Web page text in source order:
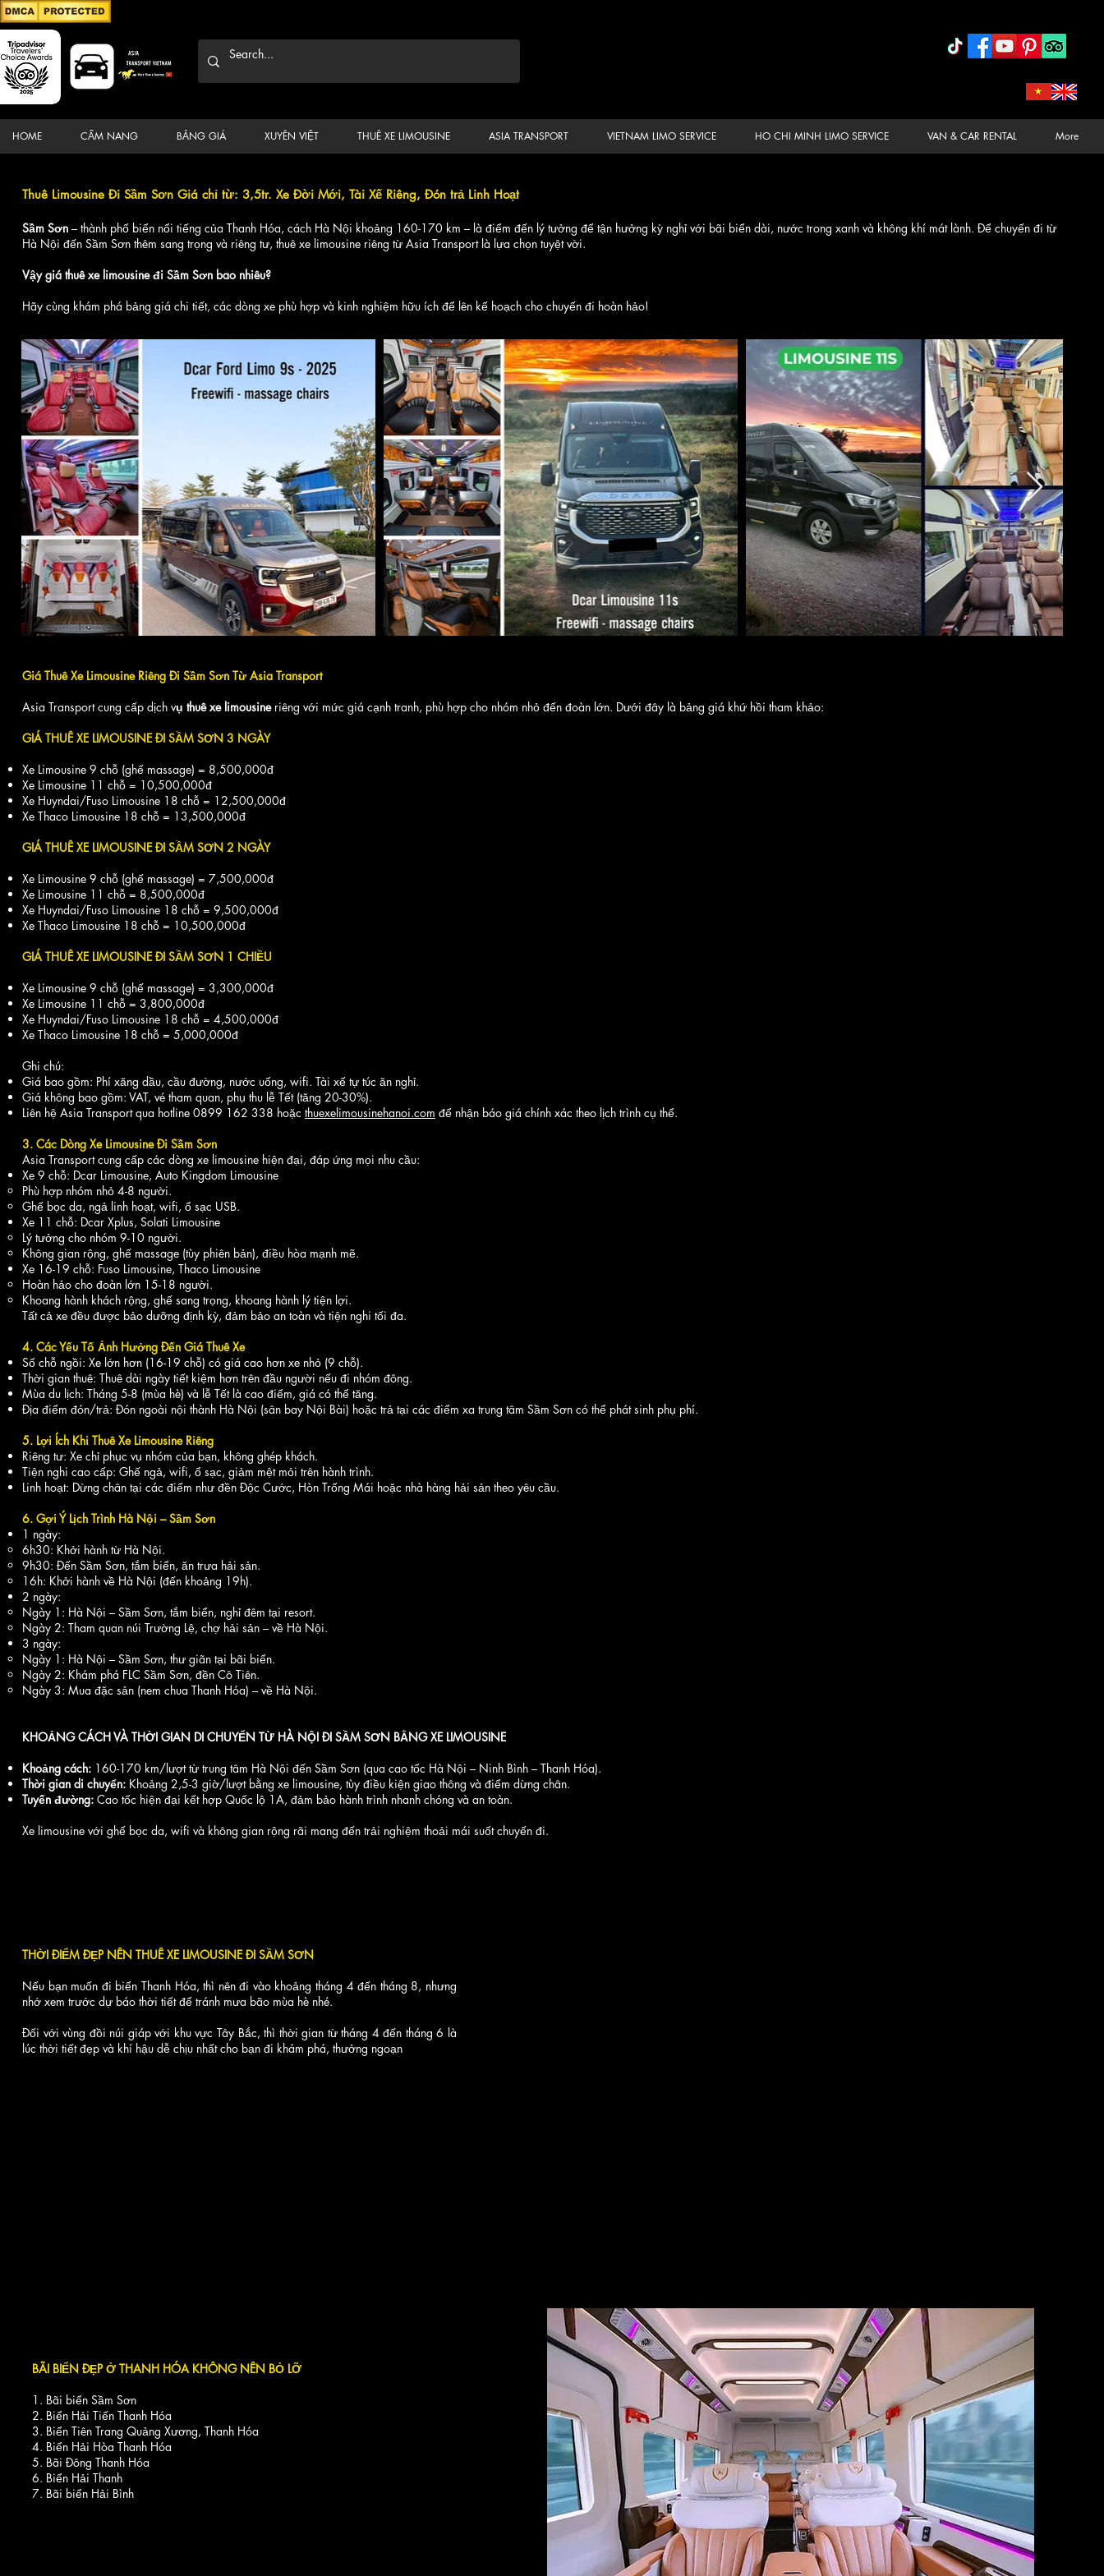
HOME CẨM NANG BẢNG GIÁ XUYÊN VIỆT THUÊ XE LIMOUSINE ASIA TRANSPORT VIETNAM LIMO SERVICE HO CHI MINH LIMO SERVICE VAN & CAR RENTAL More
Thuê Limousine Đi Sầm Sơn Giá chỉ từ: 3,5tr. Xe Đời Mới, Tài Xế Riêng, Đón trả Linh Hoạt
Sầm Sơn – thành phố biển nổi tiếng của Thanh Hóa, cách Hà Nội khoảng 160-170 km – là điểm đến lý tưởng để tận hưởng kỳ nghỉ với bãi biển dài, nước trong xanh và không khí mát lành. Để chuyến đi từ
Hà Nội đến Sầm Sơn thêm sang trọng và riêng tư, thuê xe limousine riêng từ Asia Transport là lựa chọn tuyệt vời.
Vậy giá thuê xe limousine đi Sầm Sơn bao nhiêu?
Hãy cùng khám phá bảng giá chi tiết, các dòng xe phù hợp và kinh nghiệm hữu ích để lên kế hoạch cho chuyến đi hoàn hảo!
Giá Thuê Xe Limousine Riêng Đi Sầm Sơn Từ Asia Transport
Asia Transport cung cấp dịch vụ thuê xe limousine riêng với mức giá cạnh tranh, phù hợp cho nhóm nhỏ đến đoàn lớn. Dưới đây là bảng giá khứ hồi tham khảo:
GIÁTHUÊ XE LIMOUSINE ĐI SẦM SƠN 3 NGÀY
Xe Limousine 9 chỗ (ghế massage) = 8,500,000đ
Xe Limousine 11 chỗ = 10,500,000đ
Xe Huyndai/Fuso Limousine 18 chỗ = 12,500,000đ
Xe Thaco Limousine 18 chỗ = 13,500,000đ
GIÁ THUÊ XE LIMOUSINE ĐI SẦM SƠN 2 NGÀY
Xe Limousine 9 chỗ (ghế massage) = 7,500,000đ
Xe Limousine 11 chỗ = 8,500,000đ
Xe Huyndai/Fuso Limousine 18 chỗ = 9,500,000đ
Xe Thaco Limousine 18 chỗ = 10,500,000đ
GIÁ THUÊ XE LIMOUSINE ĐI SẦM SƠN 1 CHIỀU
Xe Limousine 9 chỗ (ghế massage) = 3,300,000đ
Xe Limousine 11 chỗ = 3,800,000đ
Xe Huyndai/Fuso Limousine 18 chỗ = 4,500,000đ
Xe Thaco Limousine 18 chỗ = 5,000,000đ
Ghi chú:
Giá bao gồm: Phí xăng dầu, cầu đường, nước uống, wifi. Tài xế tự túc ăn nghỉ.
Giá không bao gồm: VAT, vé tham quan, phụ thu lễ Tết (tăng 20-30%).
Liên hệ Asia Transport qua hotline 0899 162 338 hoặc thuexelimousinehanoi.com để nhận báo giá chính xác theo lịch trình cụ thể.
3. Các Dòng Xe Limousine Đi Sầm Sơn
Asia Transport cung cấp các dòng xe limousine hiện đại, đáp ứng mọi nhu cầu:
Xe 9 chỗ: Dcar Limousine, Auto Kingdom Limousine
Phù hợp nhóm nhỏ 4-8 người.
Ghế bọc da, ngả linh hoạt, wifi, ổ sạc USB.
Xe 11 chỗ: Dcar Xplus, Solati Limousine
Lý tưởng cho nhóm 9-10 người.
Không gian rộng, ghế massage (tùy phiên bản), điều hòa mạnh mẽ.
Xe 16-19 chỗ: Fuso Limousine, Thaco Limousine
Hoàn hảo cho đoàn lớn 15-18 người.
Khoang hành khách rộng, ghế sang trọng, khoang hành lý tiện lợi.
Tất cả xe đều được bảo dưỡng định kỳ, đảm bảo an toàn và tiện nghi tối đa.
4. Các Yếu Tố Ảnh Hưởng Đến Giá Thuê Xe
Số chỗ ngồi: Xe lớn hơn (16-19 chỗ) có giá cao hơn xe nhỏ (9 chỗ).
Thời gian thuê: Thuê dài ngày tiết kiệm hơn trên đầu người nếu đi nhóm đông.
Mùa du lịch: Tháng 5-8 (mùa hè) và lễ Tết là cao điểm, giá có thể tăng.
Địa điểm đón/trả: Đón ngoài nội thành Hà Nội (sân bay Nội Bài) hoặc trả tại các điểm xa trung tâm Sầm Sơn có thể phát sinh phụ phí.
5. Lợi Ích Khi Thuê Xe Limousine Riêng
Riêng tư: Xe chỉ phục vụ nhóm của bạn, không ghép khách.
Tiện nghi cao cấp: Ghế ngả, wifi, ổ sạc, giảm mệt mỏi trên hành trình.
Linh hoạt: Dừng chân tại các điểm như đền Độc Cước, Hòn Trống Mái hoặc nhà hàng hải sản theo yêu cầu.
6. Gợi Ý Lịch Trình Hà Nội – Sầm Sơn
1 ngày:
6h30: Khởi hành từ Hà Nội.
9h30: Đến Sầm Sơn, tắm biển, ăn trưa hải sản.
16h: Khởi hành về Hà Nội (đến khoảng 19h).
2 ngày:
Ngày 1: Hà Nội – Sầm Sơn, tắm biển, nghỉ đêm tại resort.
Ngày 2: Tham quan núi Trường Lệ, chợ hải sản – về Hà Nội.
3 ngày:
Ngày 1: Hà Nội – Sầm Sơn, thư giãn tại bãi biển.
Ngày 2: Khám phá FLC Sầm Sơn, đền Cô Tiên.
Ngày 3: Mua đặc sản (nem chua Thanh Hóa) – về Hà Nội.
KHOẢNG CÁCH VÀ THỜI GIAN DI CHUYỂN TỪ HÀ NỘI ĐI SẦM SƠN BẰNG XE LIMOUSINE
Khoảng cách: 160-170 km/lượt từ trung tâm Hà Nội đến Sầm Sơn (qua cao tốc Hà Nội – Ninh Bình – Thanh Hóa).
Thời gian di chuyển: Khoảng 2,5-3 giờ/lượt bằng xe limousine, tùy điều kiện giao thông và điểm dừng chân.
Tuyến đường: Cao tốc hiện đại kết hợp Quốc lộ 1A, đảm bảo hành trình nhanh chóng và an toàn.
Xe limousine với ghế bọc da, wifi và không gian rộng rãi mang đến trải nghiệm thoải mái suốt chuyến đi.
THỜI ĐIỂM ĐẸP NÊN THUÊ XE LIMOUSINE ĐI SẦM SƠN
Nếu bạn muốn đi biển Thanh Hóa, thì nên đi vào khoảng tháng 4 đến tháng 8, nhưng
nhớ xem trước dự báo thời tiết để tránh mưa bão mùa hè nhé.
Đối với vùng đồi núi giáp với khu vực Tây Bắc, thì thời gian từ tháng 4 đến tháng 6 là
lúc thời tiết đẹp và khí hậu dễ chịu nhất cho bạn đi khám phá, thưởng ngoạn
BÃI BIỂN ĐẸP Ở THANH HÓA KHÔNG NÊN BỎ LỠ
1. Bãi biển Sầm Sơn
2. Biển Hải Tiến Thanh Hóa
3. Biển Tiên Trang Quảng Xương, Thanh Hóa
4. Biển Hải Hòa Thanh Hóa
5. Bãi Đông Thanh Hóa
6. Biển Hải Thanh
7. Bãi biển Hải Bình